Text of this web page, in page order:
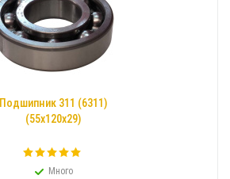
Подшипник 311 (6311)
(55x120x29)
Много